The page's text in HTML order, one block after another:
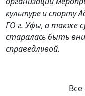
культуре и спорту
ГО г. Уфы, а также
старалась быть
справедливой.